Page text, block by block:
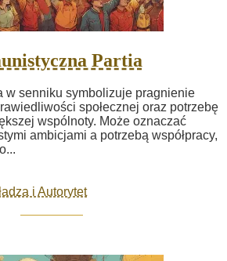
Partia
w senniku symbolizuje pragnienie
społecznej oraz potrzebę
wspólnoty. Może oznaczać
ambicjami a potrzebą współpracy,
i Autorytet